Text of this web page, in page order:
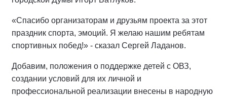
«Спасибо организаторам и друзьям проекта за этот
праздник спорта, эмоций. Я желаю нашим ребятам
спортивных побед!» - сказал Сергей Ладанов.
Добавим, положения о поддержке детей с ОВЗ,
создании условий для их личной и
профессиональной реализации внесены в народную